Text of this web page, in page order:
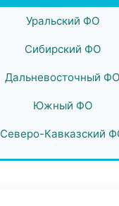
Уральский ФО
Сибирский ФО
Дальневосточный ФО
Южный ФО
Северо-Кавказский